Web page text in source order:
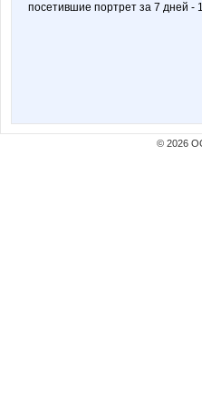
посетившие портрет за 7 дней - 1
© 2026